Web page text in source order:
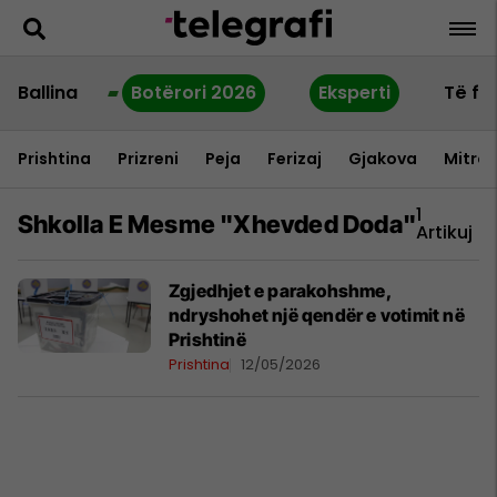
Ballina Botërori 2026 Eksperti Të
Prishtina Prizreni Peja Ferizaj Gjakova
Shkolla E Mesme "xhevded Doda"1
Artikuj
Zgjedhjet e parakohshme,
ndryshohet një qendër e votimit në
Prishtinë
Prishtina 12/05/2026